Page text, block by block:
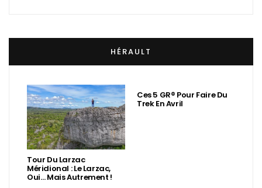
HÉRAULT
Tour Du Larzac
Méridional : Le Larzac,
Oui… Mais Autrement !
Ces 5 GR® Pour Faire Du
Trek En Avril